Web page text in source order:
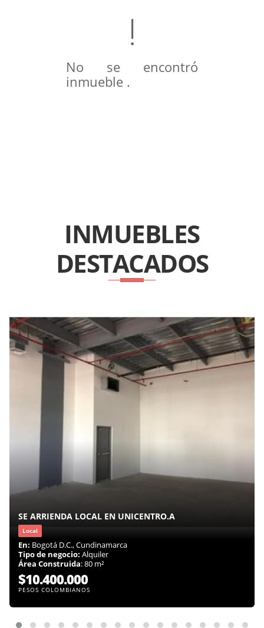
No se encontró
inmueble .
INMUEBLES
DESTACADOS
SE ARRIENDA LOCAL EN UNICENTRO.A
Local
En: Bogotá D.C., Cundinamarca
Tipo de negocio: Alquiler
Área Construida: 80 m²
$10.400.000
PESOS COLOMBIANOS